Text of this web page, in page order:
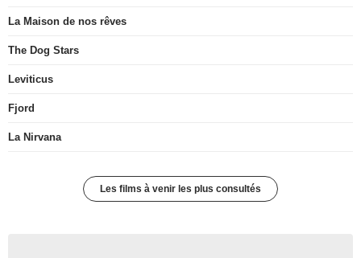
La Maison de nos rêves
The Dog Stars
Leviticus
Fjord
La Nirvana
Les films à venir les plus consultés